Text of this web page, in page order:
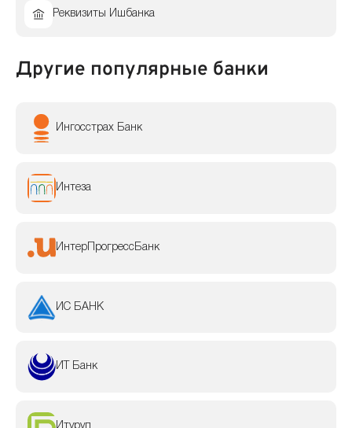
Реквизиты Ишбанка
Другие популярные банки
Ингосстрах Банк
Интеза
ИнтерПрогрессБанк
ИС БАНК
ИТ Банк